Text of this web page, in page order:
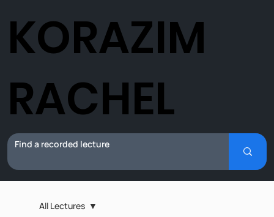
All Lectures
KORAZIM
RACHEL